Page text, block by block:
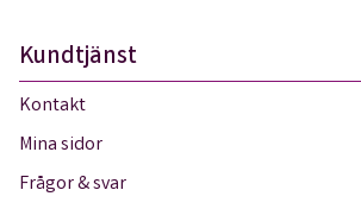
Kundtjänst
Kontakt
Mina sidor
Frågor & svar